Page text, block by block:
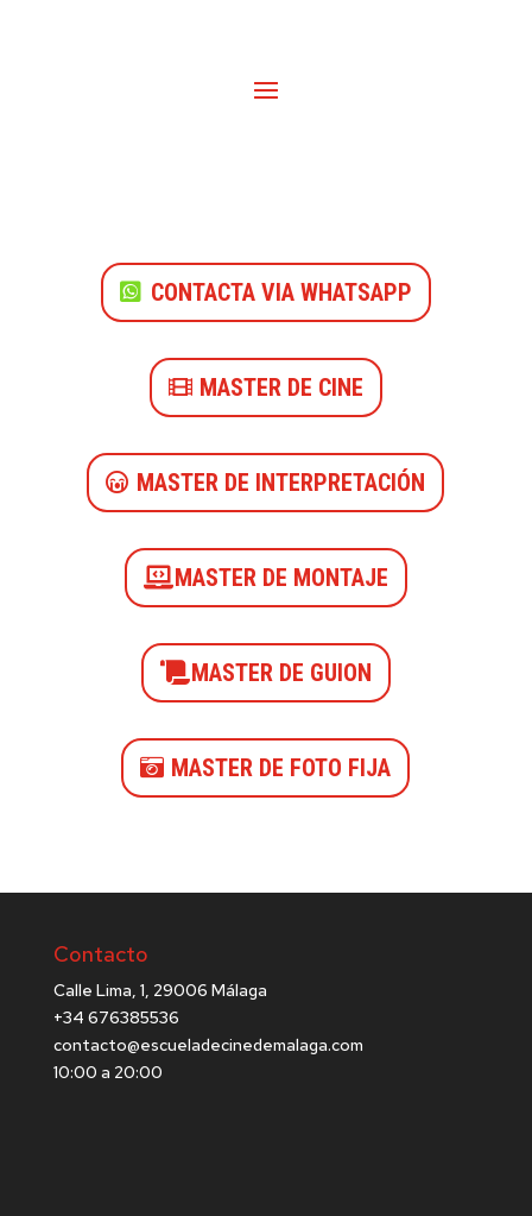
CONTACTA VIA WHATSAPP
MASTER DE CINE
MASTER DE INTERPRETACIÓN
MASTER DE MONTAJE
MASTER DE GUION
MASTER DE FOTO FIJA
Contacto
Calle Lima, 1, 29006 Málaga
+34 676385536
contacto@escueladecinedemalaga.com
10:00 a 20:00